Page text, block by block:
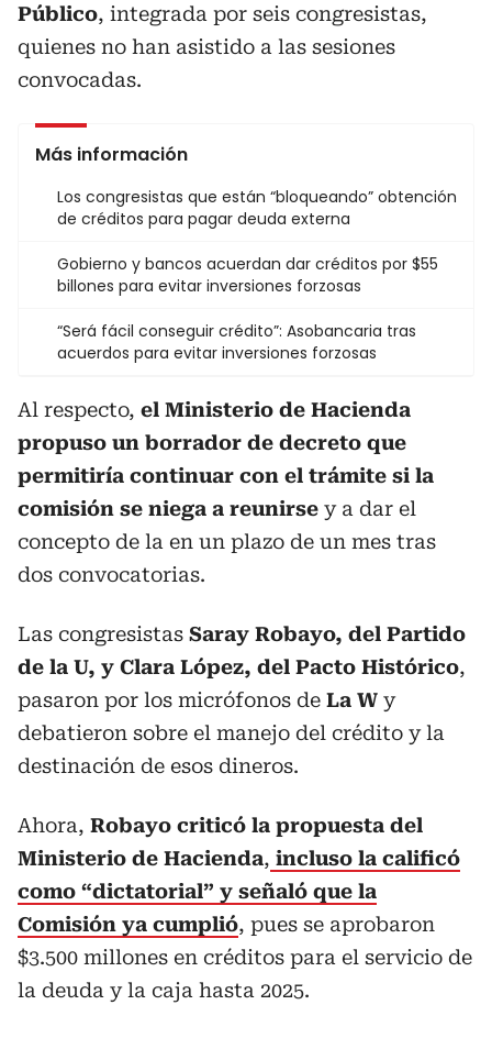
Público, integrada por seis congresistas,
quienes no han asistido a las sesiones
convocadas.
Más información
Los congresistas que están “bloqueando” obtención
de créditos para pagar deuda externa
Gobierno y bancos acuerdan dar créditos por $55
billones para evitar inversiones forzosas
“Será fácil conseguir crédito”: Asobancaria tras
acuerdos para evitar inversiones forzosas
Al respecto, el Ministerio de Hacienda
propuso un borrador de decreto que
permitiría continuar con el trámite si la
comisión se niega a reunirse y a dar el
concepto de la en un plazo de un mes tras
dos convocatorias.
Las congresistas Saray Robayo, del Partido
de la U, y Clara López, del Pacto Histórico,
pasaron por los micrófonos de La W y
debatieron sobre el manejo del crédito y la
destinación de esos dineros.
Ahora, Robayo criticó la propuesta del
Ministerio de Hacienda, incluso la calificó
como “dictatorial” y señaló que la
Comisión ya cumplió, pues se aprobaron
$3.500 millones en créditos para el servicio de
la deuda y la caja hasta 2025.